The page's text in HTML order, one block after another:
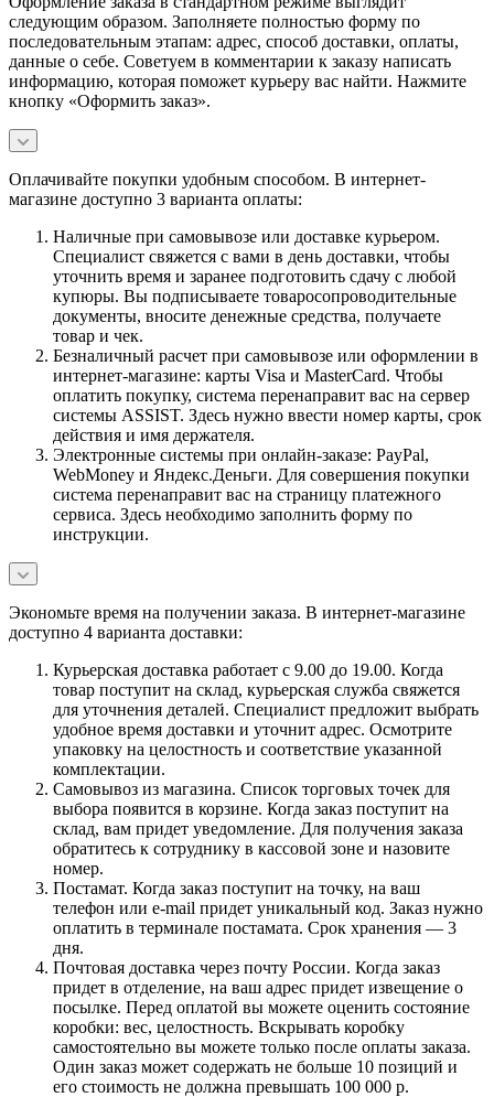
следующим образом. Заполняете полностью форму по
последовательным этапам: адрес, способ доставки, оплаты,
данные о себе. Советуем в комментарии к заказу написать
информацию, которая поможет курьеру вас найти. Нажмите
кнопку «Оформить заказ».
Оплачивайте покупки удобным способом. В интернет-
магазине доступно 3 варианта оплаты:
Наличные при самовывозе или доставке курьером.
Специалист свяжется с вами в день доставки, чтобы
уточнить время и заранее подготовить сдачу с любой
купюры. Вы подписываете товаросопроводительные
документы, вносите денежные средства, получаете
товар и чек.
Безналичный расчет при самовывозе или оформлении в
интернет-магазине: карты Visa и MasterCard. Чтобы
оплатить покупку, система перенаправит вас на сервер
системы ASSIST. Здесь нужно ввести номер карты, срок
действия и имя держателя.
Электронные системы при онлайн-заказе: PayPal,
WebMoney и Яндекс.Деньги. Для совершения покупки
система перенаправит вас на страницу платежного
сервиса. Здесь необходимо заполнить форму по
инструкции.
Экономьте время на получении заказа. В интернет-магазине
доступно 4 варианта доставки:
Курьерская доставка работает с 9.00 до 19.00. Когда
товар поступит на склад, курьерская служба свяжется
для уточнения деталей. Специалист предложит выбрать
удобное время доставки и уточнит адрес. Осмотрите
упаковку на целостность и соответствие указанной
комплектации.
Самовывоз из магазина. Список торговых точек для
выбора появится в корзине. Когда заказ поступит на
склад, вам придет уведомление. Для получения заказа
обратитесь к сотруднику в кассовой зоне и назовите
номер.
Постамат. Когда заказ поступит на точку, на ваш
телефон или e-mail придет уникальный код. Заказ нужно
оплатить в терминале постамата. Срок хранения — 3
дня.
Почтовая доставка через почту России. Когда заказ
придет в отделение, на ваш адрес придет извещение о
посылке. Перед оплатой вы можете оценить состояние
коробки: вес, целостность. Вскрывать коробку
самостоятельно вы можете только после оплаты заказа.
Один заказ может содержать не больше 10 позиций и
его стоимость не должна превышать 100 000 р.